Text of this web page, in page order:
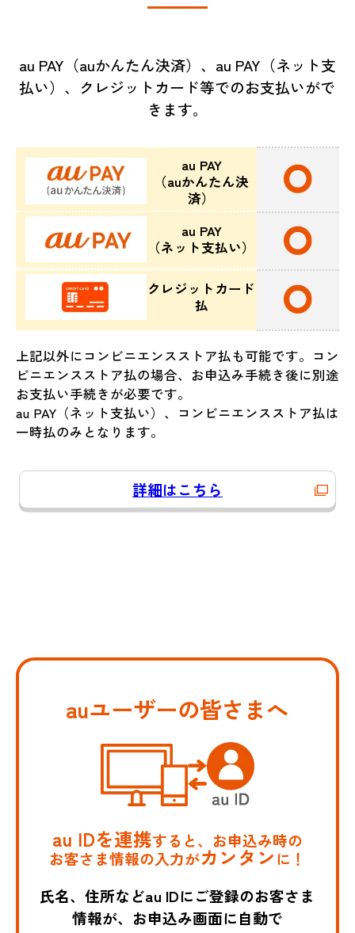
au PAY（auかんたん決済）、au PAY（ネット支
払い）、クレジットカード等でのお支払いがで
きます。
au PAY
（auかんたん決
済）
au PAY
（ネット支払い）
クレジットカード
払
上記以外にコンビニエンスストア払も可能です。コン
ビニエンスストア払の場合、お申込み手続き後に別途
お支払い手続きが必要です。
au PAY（ネット支払い）、コンビニエンスストア払は
一時払のみとなります。
詳細はこちら
auユーザーの皆さまへ
au IDを連携すると、お申込み時の
お客さま情報の入力がカンタンに！
氏名、住所などau IDにご登録のお客さま
情報が、お申込み画面に自動で